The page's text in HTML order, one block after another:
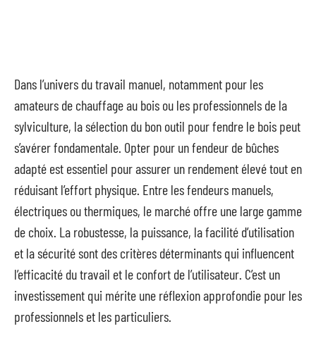
Dans l’univers du travail manuel, notamment pour les
amateurs de chauffage au bois ou les professionnels de la
sylviculture, la sélection du bon outil pour fendre le bois peut
s’avérer fondamentale. Opter pour un fendeur de bûches
adapté est essentiel pour assurer un rendement élevé tout en
réduisant l’effort physique. Entre les fendeurs manuels,
électriques ou thermiques, le marché offre une large gamme
de choix. La robustesse, la puissance, la facilité d’utilisation
et la sécurité sont des critères déterminants qui influencent
l’efficacité du travail et le confort de l’utilisateur. C’est un
investissement qui mérite une réflexion approfondie pour les
professionnels et les particuliers.